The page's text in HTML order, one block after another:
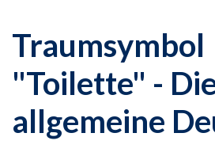
Traumsymbol
"Toilette" -
allgemeine